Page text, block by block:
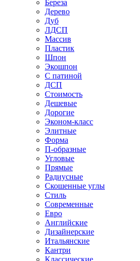
Береза
Дерево
Дуб
ЛДСП
Массив
Пластик
Шпон
Экошпон
С патиной
ДСП
Стоимость
Дешевые
Дорогие
Эконом-класс
Элитные
Форма
П-образные
Угловые
Прямые
Радиусные
Скошенные углы
Стиль
Современные
Евро
Английские
Дизайнерские
Итальянские
Кантри
Классические